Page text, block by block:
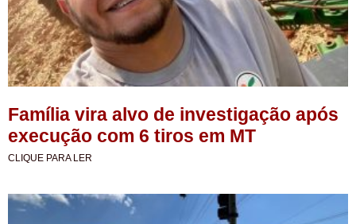
Família vira alvo de investigação após
execução com 6 tiros em MT
CLIQUE PARA LER